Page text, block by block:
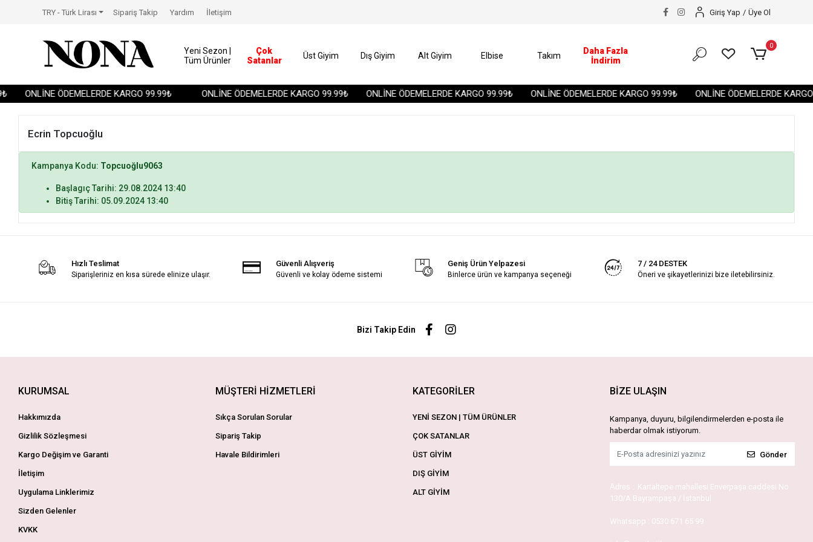
ONLİNE ÖDEMELERDE KARGO 99.99₺ ONLİNE ÖDEMELERDE KARGO 99.99₺ ONLİNE ÖDEMELERDE KARGO 99.99₺ ONLİNE ÖDEMELERDE KARGO 99.99₺ ONLİNE ÖDEMELERDE
TRY - Türk Lirası Sipariş Takip Yardım İletişim Giriş Yap / Üye Ol
Yeni Sezon |
Tüm Ürünler
Çok
Satanlar
Üst Giyim Dış Giyim Alt Giyim Elbise Takım
Daha Fazla
İndirim
0
Ecrin Topcuoğlu
Kampanya Kodu: Topcuoğlu9063
Başlagıç Tarihi: 29.08.2024 13:40
Bitiş Tarihi: 05.09.2024 13:40
Hızlı Teslimat
Siparişleriniz en kısa sürede elinize ulaşır.
Güvenli Alışveriş
Güvenli ve kolay ödeme sistemi
Geniş Ürün Yelpazesi
Binlerce ürün ve kampanya seçeneği
7 / 24 DESTEK
Öneri ve şikayetlerinizi bize iletebilirsiniz.
Bizi Takip Edin
KURUMSAL
Hakkımızda
Gizlilik Sözleşmesi
Kargo Değişim ve Garanti
İletişim
Uygulama Linklerimiz
Sizden Gelenler
KVKK
MÜŞTERİ HİZMETLERİ
Sıkça Sorulan Sorular
Sipariş Takip
Havale Bildirimleri
KATEGORİLER
YENİ SEZON | TÜM ÜRÜNLER
ÇOK SATANLAR
ÜST GİYİM
DIŞ GİYİM
ALT GİYİM
BİZE ULAŞIN
Kampanya, duyuru, bilgilendirmelerden e-posta ile
haberdar olmak istiyorum.
Gönder
Adres : Kartaltepe mahallesi Enverpaşa caddesi No
130/A Bayrampaşa / İstanbul
Whatsapp : 0530 671 65 99